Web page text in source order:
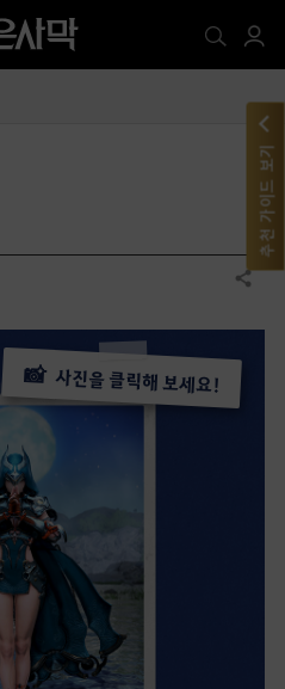
공유하기
📸 사진을 클릭해 보세요!
추천 가이드 보기